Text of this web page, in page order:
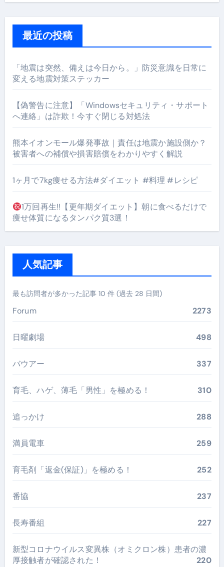
最近の投稿
「地震は突然、備えは今日から。」防災意識を日常に
変える地震対策ステッカー
【偽警告に注意】「Windowsセキュリティ・サポート
へ連絡」は詐欺！今すぐ閉じる対処法
熊本イオンモール爆発事故｜責任は地震か施設側か？
被害者への補償や損害賠償をわかりやすく解説
1ヶ月で7kg痩せる方法#ダイエット #料理 #レシピ
1万回再生!!【更年期ダイエット】朝に食べるだけで
痩せ体質になるタンパク質3選！
人気記事
最も訪問者が多かった記事 10 件 (過去 28 日間)
Forum 2273
日曜劇場 498
バウアー 337
育毛、ハゲ、薄毛「男性」を極める！ 310
追っかけ 288
満員電車 259
育毛剤「返金(保証)」を極める！ 252
番協 237
長寿番組 227
新型コロナウイルス変異株（オミクロン株）患者の濃
厚接触者が確認された！
220